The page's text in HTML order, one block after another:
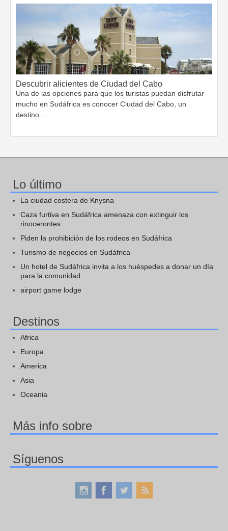
Descubrir alicientes de Ciudad del Cabo
Una de las opciones para que los turistas puedan disfrutar
mucho en Sudáfrica es conocer Ciudad del Cabo, un
destino…
Lo último
La ciudad costera de Knysna
Caza furtiva en Sudáfrica amenaza con extinguir los
rinocerontes
Piden la prohibición de los rodeos en Sudáfrica
Turismo de negocios en Sudáfrica
Un hotel de Sudáfrica invita a los huéspedes a donar un día
para la comunidad
airport game lodge
Destinos
Africa
Europa
America
Asia
Oceania
Más info sobre
Síguenos